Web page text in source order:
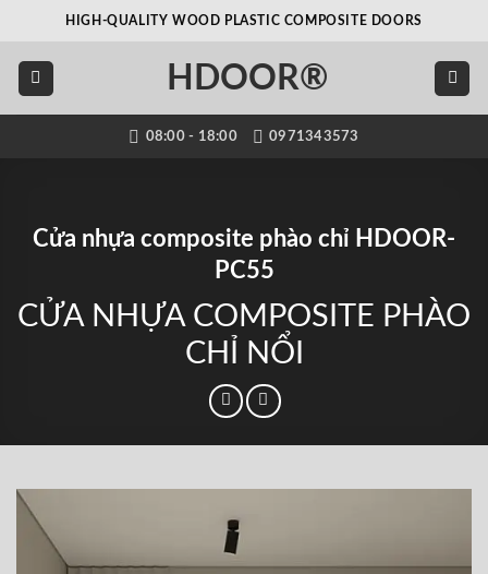
nội
dung
HIGH-QUALITY WOOD PLASTIC COMPOSITE DOORS
HDOOR®
08:00 - 18:00 0971343573
Cửa nhựa composite phào chỉ HDOOR-
PC55
CỬA NHỰA COMPOSITE PHÀO
CHỈ NỔI